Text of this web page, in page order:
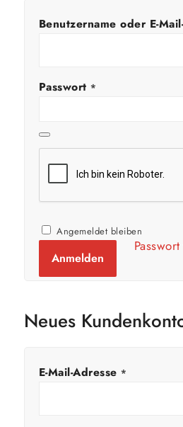
Benutzername oder E-
Passwort*
Angemeldet bleiben
Anmelden
Neues
E-Mail-Adresse*